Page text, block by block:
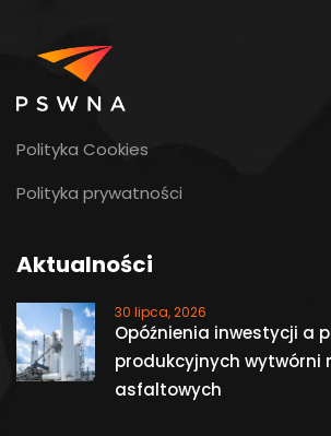
Polityka Cookies
Polityka prywatności
Aktualności
30 lipca, 2026
Opóźnienia inwestycji a
produkcyjnych wytwórni
asfaltowych